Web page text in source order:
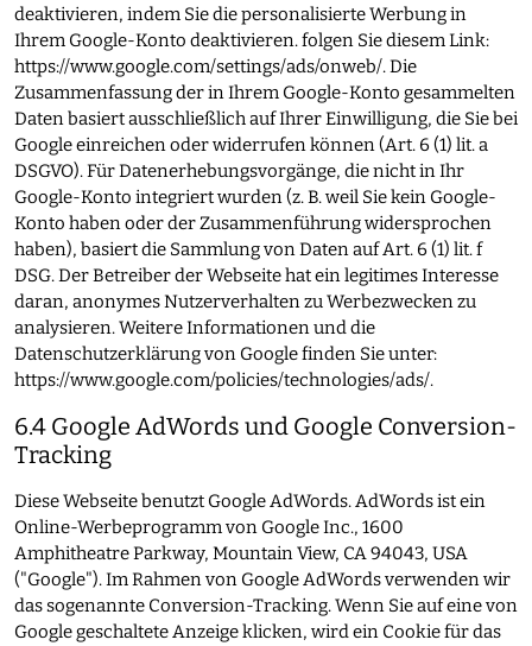
deaktivieren, indem Sie die personalisierte Werbung in
Ihrem Google-Konto deaktivieren. folgen Sie diesem Link:
https://www.google.com/settings/ads/onweb/. Die
Zusammenfassung der in Ihrem Google-Konto gesammelten
Daten basiert ausschließlich auf Ihrer Einwilligung, die Sie bei
Google einreichen oder widerrufen können (Art. 6 (1) lit. a
DSGVO). Für Datenerhebungsvorgänge, die nicht in Ihr
Google-Konto integriert wurden (z. B. weil Sie kein Google-
Konto haben oder der Zusammenführung widersprochen
haben), basiert die Sammlung von Daten auf Art. 6 (1) lit. f
DSG. Der Betreiber der Webseite hat ein legitimes Interesse
daran, anonymes Nutzerverhalten zu Werbezwecken zu
analysieren. Weitere Informationen und die
Datenschutzerklärung von Google finden Sie unter:
https://www.google.com/policies/technologies/ads/.
6.4 Google AdWords und Google Conversion-
Tracking
Diese Webseite benutzt Google AdWords. AdWords ist ein
Online-Werbeprogramm von Google Inc., 1600
Amphitheatre Parkway, Mountain View, CA 94043, USA
("Google"). Im Rahmen von Google AdWords verwenden wir
das sogenannte Conversion-Tracking. Wenn Sie auf eine von
Google geschaltete Anzeige klicken, wird ein Cookie für das